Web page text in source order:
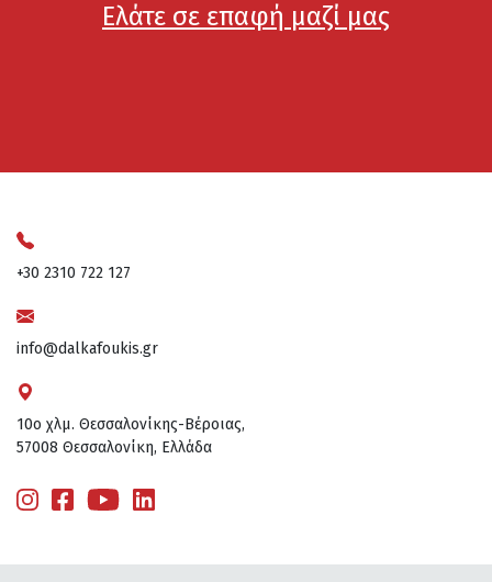
Ελάτε σε επαφή μαζί μας
+30 2310 722 127
info@dalkafoukis.gr
10ο χλμ. Θεσσαλονίκης-Βέροιας,
57008 Θεσσαλονίκη, Ελλάδα